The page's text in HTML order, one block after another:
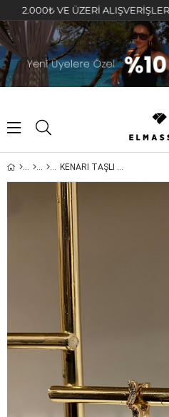
VE ÜZERİ ALIŞVERİŞLERDE
KENARI TAŞLI GÜNEŞ KÜPE 1,3cm